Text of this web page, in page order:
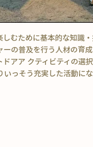
むために基本的な知識
の普及を行う人材の育成
アア クティビティの選
っそう充実した活動にな